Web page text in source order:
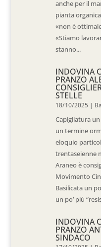
anche per il
pianta
«non è
«Stiamo
stanno...
INDOVINA
PRANZO
STELLE
18/10/2025 |
Capigliatura un
un termine
eloquio
trentaseienne
Araneo è
Movimento
Basilicata un
un po’ più
INDOVINA
PRANZO
SINDACO